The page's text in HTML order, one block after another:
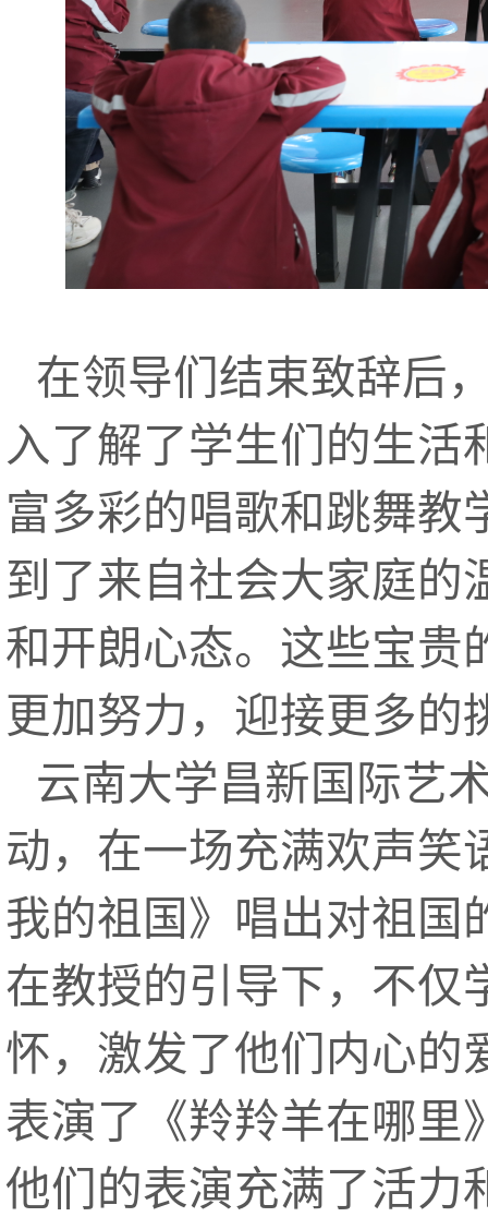
在领导们结束致辞后
入了解了学生们的生活
富多彩的唱歌和跳舞教
到了来自社会大家庭的
和开朗心态。这些宝贵
更加努力，迎接更多的
云南大学昌新国际艺
动，在一场充满欢声笑
我的祖国》唱出对祖国
在教授的引导下，不仅
怀，激发了他们内心的
表演了《羚羚羊在哪里
他们的表演充满了活力